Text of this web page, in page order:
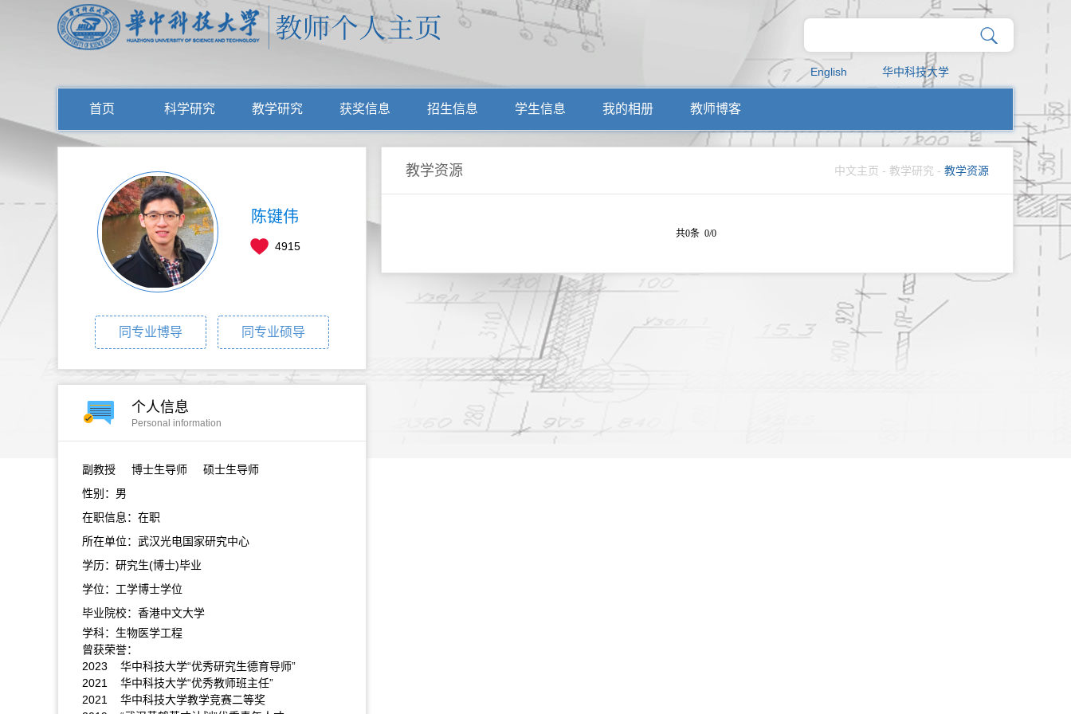
English 华中科技大学
首页 科学研究 教学研究 获奖信息 招生信息 学生信息 我的相册 教师博客
陈键伟
4915
同专业博导 同专业硕导
个人信息
Personal information
副教授
博士生导师 硕士生导师
性别：男
在职信息：在职
所在单位：武汉光电国家研究中心
学历：研究生(博士)毕业
学位：工学博士学位
毕业院校：香港中文大学
学科：生物医学工程
曾获荣誉：
2023 华中科技大学“优秀研究生德育导师”
2021 华中科技大学“优秀教师班主任”
2021 华中科技大学教学竞赛二等奖
教学资源 中文主页 - 教学研究 - 教学资源
共0条 0/0